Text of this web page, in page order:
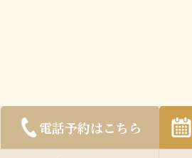
電話予約はこちら